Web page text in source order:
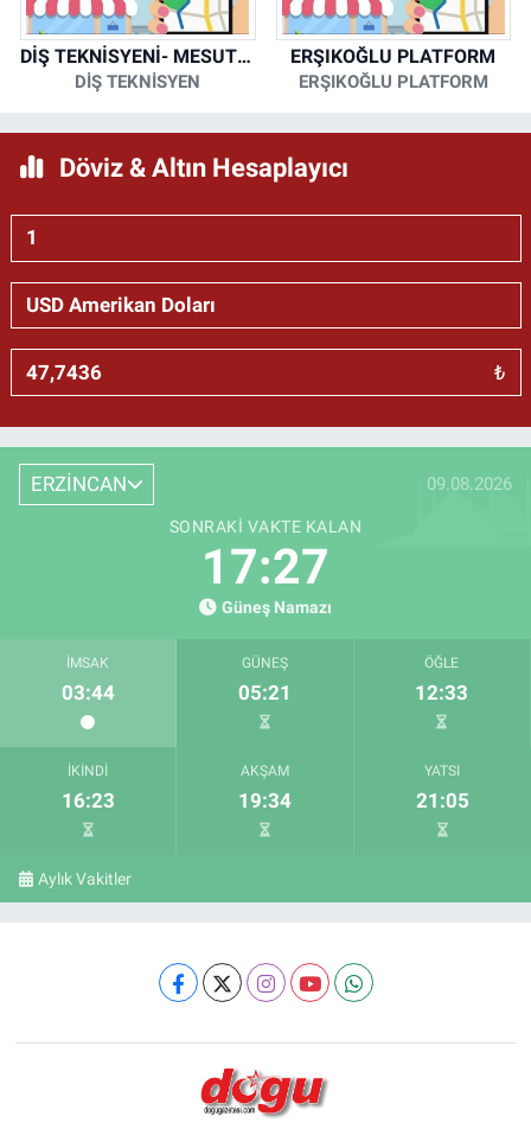
DİŞ TEKNİSYENİ- MESUT KORKMAZ
DİŞ TEKNİSYEN
ERŞIKOĞLU PLATFORM
ERŞIKOĞLU PLATFORM
Döviz & Altın Hesaplayıcı
₺
ERZİNCAN 09.08.2026
SONRAKI VAKTE KALAN
17:27
Güneş Namazı
İMSAK
03:44
GÜNEŞ
05:21
ÖĞLE
12:33
İKINDI
16:23
AKŞAM
19:34
YATSI
21:05
Aylık Vakitler